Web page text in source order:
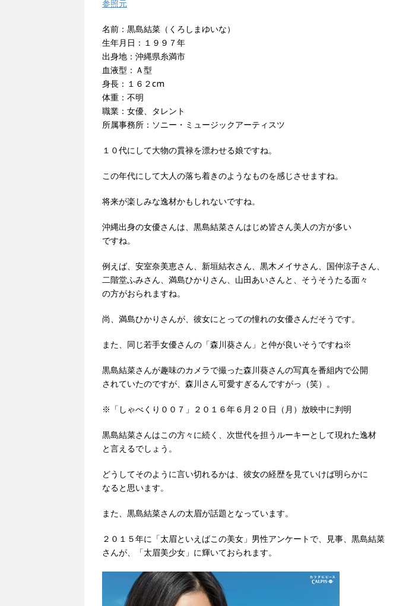
参照元
名前：黒島結菜（くろしまゆいな）
生年月日：１９９７年
出身地：沖縄県糸満市
血液型：Ａ型
身長：１６２cm
体重：不明
職業：女優、タレント
所属事務所：ソニー・ミュージックアーティスツ
１０代にして大物の貫禄を漂わせる娘ですね。
この年代にして大人の落ち着きのようなものを感じさせますね。
将来が楽しみな逸材かもしれないですね。
沖縄出身の女優さんは、黒島結菜さんはじめ皆さん美人の方が多い
ですね。
例えば、安室奈美恵さん、新垣結衣さん、黒木メイサさん、国仲涼子さん、
二階堂ふみさん、満島ひかりさん、山田あいさんと、そうそうたる面々
の方がおられますね。
尚、満島ひかりさんが、彼女にとっての憧れの女優さんだそうです。
また、同じ若手女優さんの「森川葵さん」と仲が良いそうですね※
黒島結菜さんが趣味のカメラで撮った森川葵さんの写真を番組内で公開
されていたのですが、森川さん可愛すぎるんですがっ（笑）。
※「しゃべくり００７」２０１６年６月２０日（月）放映中に判明
黒島結菜さんはこの方々に続く、次世代を担うルーキーとして現れた逸材
と言えるでしょう。
どうしてそのように言い切れるかは、彼女の経歴を見ていけば明らかに
なると思います。
また、黒島結菜さんの太眉が話題となっています。
２０１５年に「太眉といえばこの美女」男性アンケートで、見事、黒島結菜
さんが、「太眉美少女」に輝いておられます。